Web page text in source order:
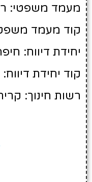
מעמד משפטי:
קוד מעמד
יחידת דיווח:
קוד יחידת דיווח: 3
רשות חינוך: